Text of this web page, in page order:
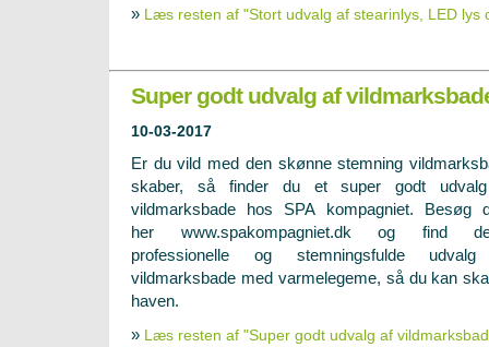
» Læs resten af "Stort udvalg af stearinlys, LED lys
Super godt udvalg af
10-03-2017
Er du vild med den skønne stemning
skaber, så finder du et super godt
vildmarksbade hos SPA kompagniet. Besøg
her www.spakompagniet.dk og find
professionelle og stemningsfulde
vildmarksbade med varmelegeme, så du kan
haven.
» Læs resten af "Super godt udvalg af